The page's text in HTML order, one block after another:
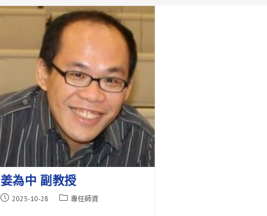
姜為中 副教授
Post 2025-10-28
Post 專任師資